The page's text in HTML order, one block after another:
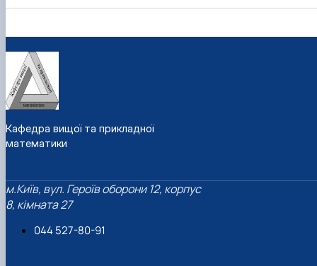
Кафедра вищої та прикладної
математики
м.Київ, вул. Героїв оборони 12, корпус
8, кімната 27
044 527-80-91